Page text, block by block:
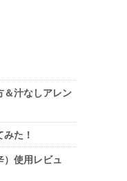
＆汁なしアレン
た！
）使用レビュ